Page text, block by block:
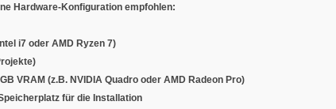
Hardware-Konfiguration empfohlen:
i7 oder AMD Ryzen 7)
VRAM (z.B. NVIDIA Quadro oder AMD Radeon Pro)
für die Installation